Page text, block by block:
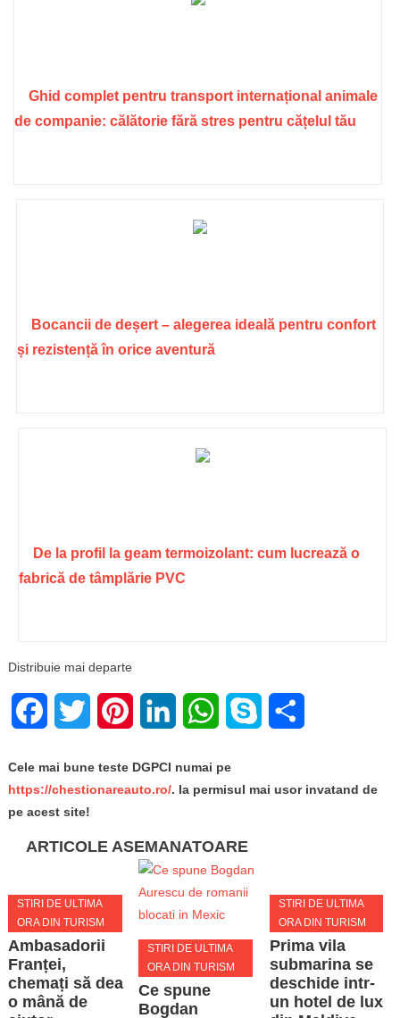
Ghid complet pentru transport internațional animale
de companie: călătorie fără stres pentru cățelul tău
Bocancii de deșert – alegerea ideală pentru confort
și rezistență în orice aventură
De la profil la geam termoizolant: cum lucrează o
fabrică de tâmplărie PVC
Distribuie mai departe
FacebookTwitter PinterestLinkedIn WhatsApp
Skype
Cele mai bune teste DGPCI numai pe
https://chestionareauto.ro/. Ia permisul mai usor invatand de
pe acest site!
ARTICOLE ASEMANATOARE
STIRI DE ULTIMA
ORA DIN TURISM
Ambasadorii
Franței,
chemați să dea
o mână de
STIRI DE ULTIMA
ORA DIN TURISM
Ce spune
Bogdan
STIRI DE ULTIMA
ORA DIN TURISM
Prima vila
submarina se
deschide intr-
un hotel de lux